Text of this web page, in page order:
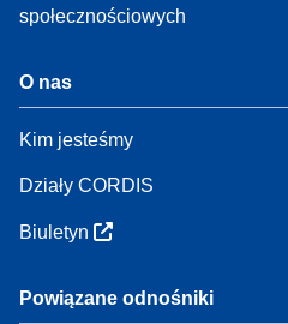
społecznościowych
O nas
Kim jesteśmy
Działy CORDIS
Biuletyn
Powiązane odnośniki